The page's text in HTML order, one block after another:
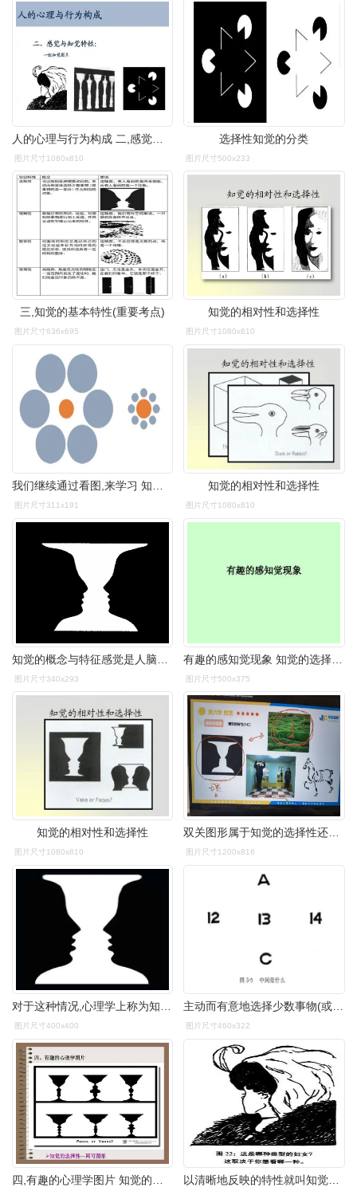
图片尺寸1080x810
选择性知觉的分类
图片尺寸500x233
三,知觉的基本特性(重要考点)
图片尺寸636x695
知觉的相对性和选择性
图片尺寸1080x810
图片尺寸311x191
知觉的相对性和选择性
图片尺寸1080x810
图片尺寸340x293 图片尺寸500x375
知觉的相对性和选择性
图片尺寸1080x810
双关图形属于知觉的选择性还是理解性
图片尺寸1200x816
图片尺寸400x400 图片尺寸460x322